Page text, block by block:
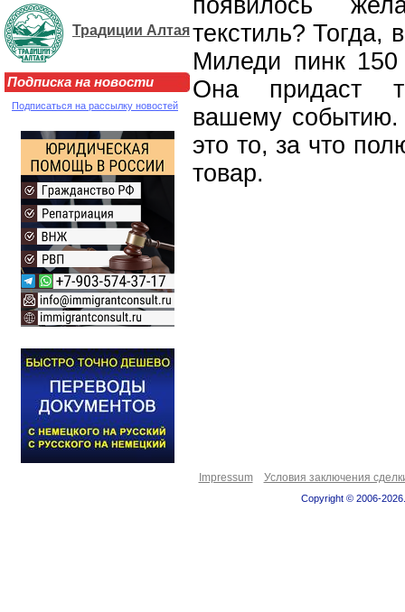
Традиции Алтая
Подписка на новости
Подписаться на рассылку новостей
появилось
текстиль? Тогда,
Миледи пинк
Она придаст
вашему событию.
это то, за что
товар.
Impressum Условия заключения
Copyright © 2006-